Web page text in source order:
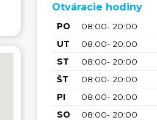
Otváracie hodiny
PO
08:00- 20:00
UT
08:00- 20:00
ST
08:00- 20:00
ŠT
08:00- 20:00
PI
08:00- 20:00
SO
08:00- 20:00